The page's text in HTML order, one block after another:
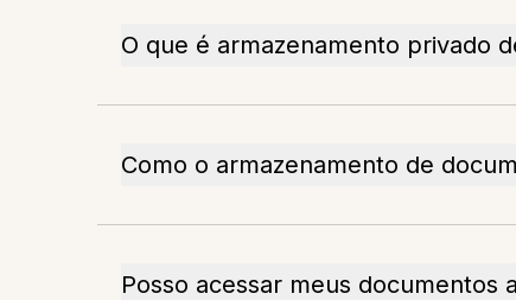
O que é armazenamento privado
Como o armazenamento de
Posso acessar meus documentos